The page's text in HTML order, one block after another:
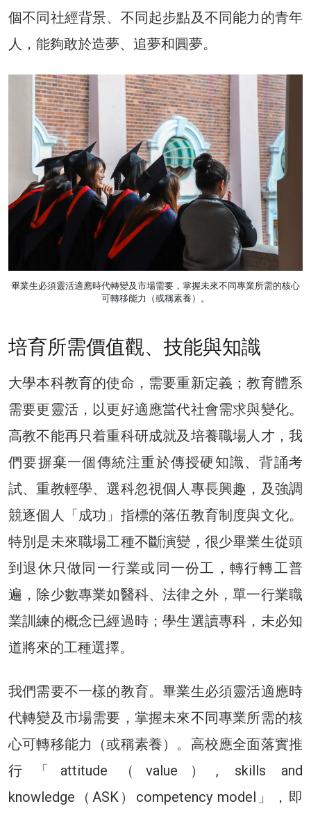
個不同社經背景、不同起步點及不同能力的青年
人，能夠敢於造夢、追夢和圓夢。
畢業生必須靈活適應時代轉變及市場需要，掌握未來不同專業所需的核心
可轉移能力（或稱素養）。
培育所需價值觀、技能與知識
大學本科教育的使命，需要重新定義；教育體系
需要更靈活，以更好適應當代社會需求與變化。
高教不能再只着重科研成就及培養職場人才，我
們要摒棄一個傳統注重於傳授硬知識、背誦考
試、重教輕學、選科忽視個人專長興趣，及強調
競逐個人「成功」指標的落伍教育制度與文化。
特別是未來職場工種不斷演變，很少畢業生從頭
到退休只做同一行業或同一份工，轉行轉工普
遍，除少數專業如醫科、法律之外，單一行業職
業訓練的概念已經過時；學生選讀專科，未必知
道將來的工種選擇。
我們需要不一樣的教育。畢業生必須靈活適應時
代轉變及市場需要，掌握未來不同專業所需的核
心可轉移能力（或稱素養）。高校應全面落實推
行「attitude（value）, skills and
knowledge（ASK）competency model」，即